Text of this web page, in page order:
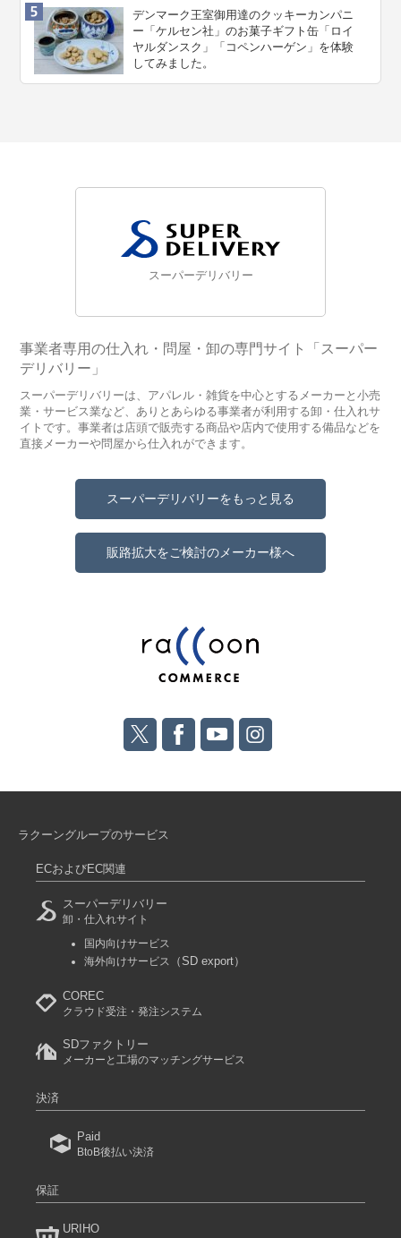
デンマーク王室御用達のクッキーカンパニ
ー「ケルセン社」のお菓子ギフト缶「ロイ
ヤルダンスク」「コペンハーゲン」を体験
してみました。
スーパーデリバリー
事業者専用の仕入れ・問屋・卸の専門サイト「スーパー
デリバリー」
スーパーデリバリーは、アパレル・雑貨を中心とするメーカーと小売
業・サービス業など、ありとあらゆる事業者が利用する卸・仕入れサ
イトです。事業者は店頭で販売する商品や店内で使用する備品などを
直接メーカーや問屋から仕入れができます。
スーパーデリバリーをもっと見る
販路拡大をご検討のメーカー様へ
ラクーングループのサービス
ECおよびEC関連
スーパーデリバリー
卸・仕入れサイト
国内向けサービス
海外向けサービス
（SD export）
COREC
クラウド受注・発注システム
SDファクトリー
メーカーと工場のマッチングサービス
決済
Paid
BtoB後払い決済
保証
URIHO